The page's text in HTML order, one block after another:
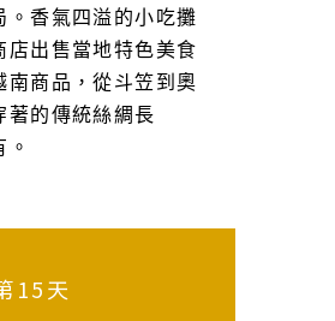
。香氣四溢的小吃攤
店出售當地特色美食
南商品，從斗笠到奧
著的傳統絲綢長
15天